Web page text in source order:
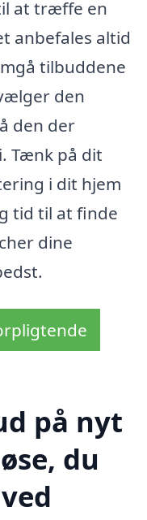
at træffe en
anbefales altid
tilbuddene
den
den der
Tænk på dit
i dit hjem
tid til at finde
dine
på nyt
du